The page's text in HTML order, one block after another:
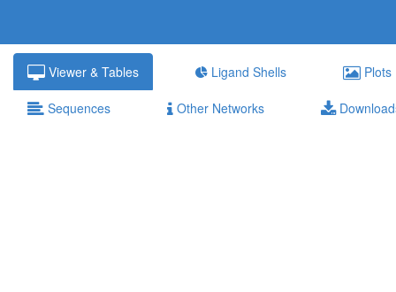
Viewer & Tables Ligand Shells Plots
Sequences Other Networks